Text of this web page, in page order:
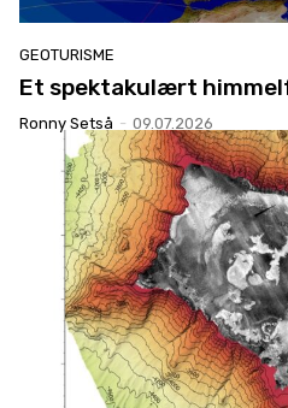
GEOTURISME
Et spektakulært
Ronny Setså - 09.07.2026